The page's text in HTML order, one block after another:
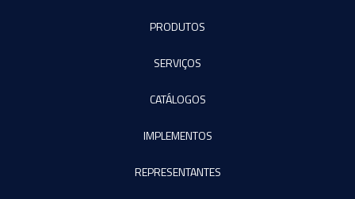
PRODUTOS
SERVIÇOS
CATÁLOGOS
IMPLEMENTOS
REPRESENTANTES